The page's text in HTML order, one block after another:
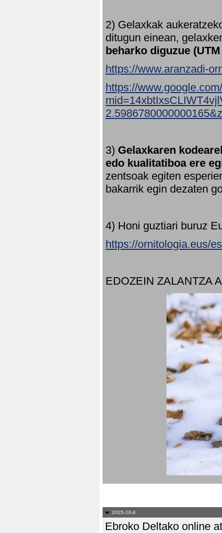
2) Gelaxkak
ditugun einean,
beharko diguzue
https://www.aranzadi-
https://
3) Gelaxkaren
edo kualitatiboa ere
zentsoak egiten
bakarrik egin dezaten
4) Honi guztiari buruz
https://ornitologia.eus/
EDOZEIN ZALANTZA
2025-10-6
Ebroko Deltako online